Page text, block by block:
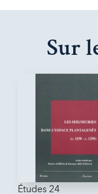
Sur
Études 24